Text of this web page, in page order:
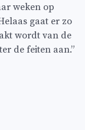
weken op
gaat er zo
wordt van de
de feiten aan.”